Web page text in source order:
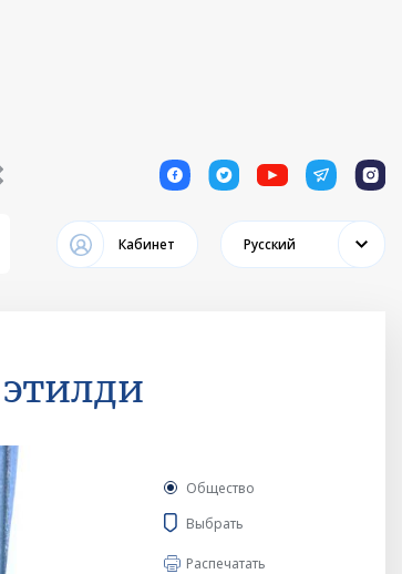
1 1 1 1 1
Кабинет Русский
Общество
Выбрать
Распечатать